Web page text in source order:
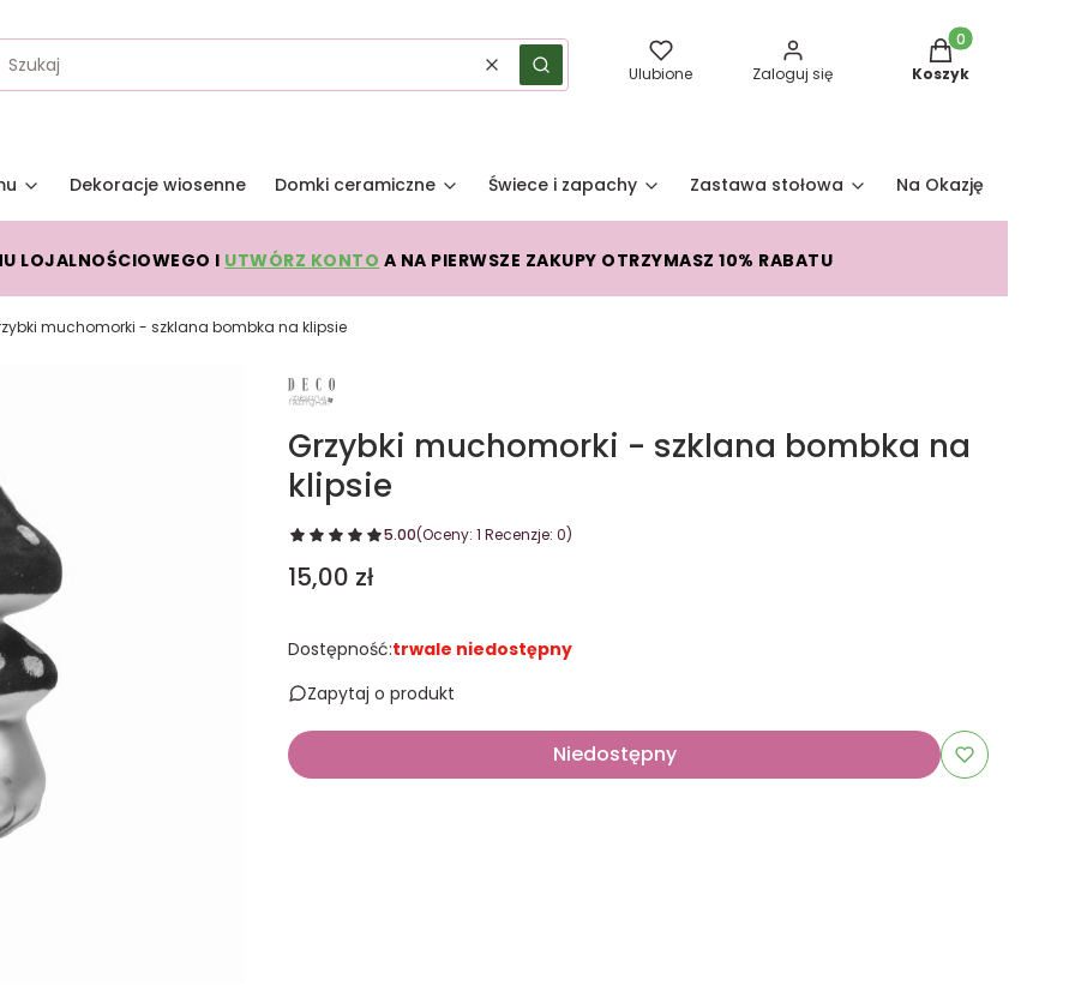
WyczyśćSzukaj Ulubione Zaloguj się
Produkty w
Koszyk
Dekoracje wiosenne Domki ceramiczne Świece i zapachy Zastawa stołowa Na Okazję
LOJALNOŚCIOWEGO I UTWÓRZ KONTO A NA PIERWSZE ZAKUPY OTRZYMASZ 10% RABATU
muchomorki - szklana bombka na klipsie
Grzybki muchomorki - szklana bombka na
klipsie
5.00(Oceny: 1 Recenzje: 0)
Cena
15,00 zł
Dostępność:trwale niedostępny
Zapytaj o produkt
Niedostępny